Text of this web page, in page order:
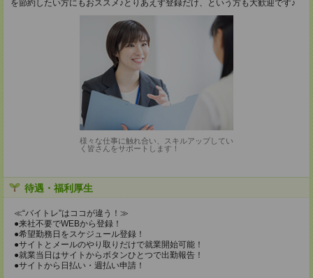
を節約したい方にもおススメ♪とりあえず登録だけ、という方も大歓迎です♪
様々な仕事に触れ合い、スキルアップしてい
く皆さんをサポートします！
待遇・福利厚生
≪“バイトレ”はココが違う！≫
●来社不要でWEBから登録！
●希望勤務日をスケジュール登録！
●サイトとメールのやり取りだけで就業開始可能！
●就業当日はサイトからボタンひとつで出勤報告！
●サイトから日払い・週払い申請！